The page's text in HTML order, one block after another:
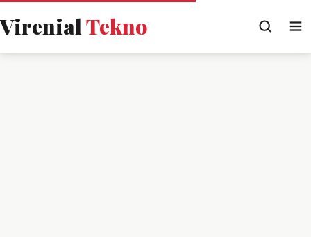
VirenialTekno